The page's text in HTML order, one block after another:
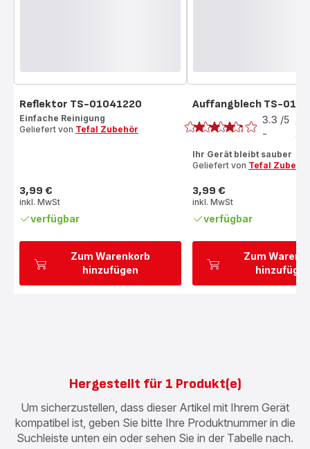
Zum Warenkorb
hinzufügen
Reflektor TS-01041220
Einfache Reinigung
Geliefert von Tefal Zubehör
Preis
3,99 €
inkl. MwSt
verfügbar
Zum
Auffangblech TS-
Bewertung
3.3 /5
-
Ihr Gerät bleibt sauber
Geliefert von Tefal
Preis
3,99 €
inkl. MwSt
verfügbar
Hergestellt für 1 Produkt(e)
Um sicherzustellen, dass dieser Artikel mit Ihrem Gerät
kompatibel ist, geben Sie bitte Ihre Produktnummer in die
Suchleiste unten ein oder sehen Sie in der Tabelle nach.